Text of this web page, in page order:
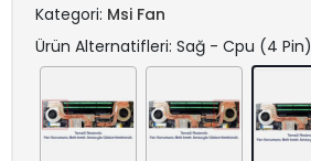
Kategori: Msi Fan
Ürün Alternatifleri: Sağ - Cpu (4 Pin)